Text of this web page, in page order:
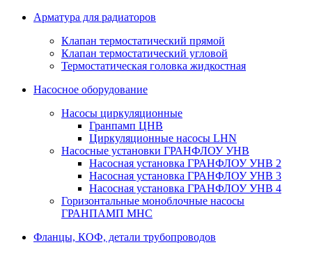
Арматура для радиаторов
Клапан термостатический прямой
Клапан термостатический угловой
Термостатическая головка жидкостная
Насосное оборудование
Насосы циркуляционные
Гранпамп ЦНВ
Циркуляционные насосы LHN
Насосные установки ГРАНФЛОУ УНВ
Насосная установка ГРАНФЛОУ УНВ 2
Насосная установка ГРАНФЛОУ УНВ 3
Насосная установка ГРАНФЛОУ УНВ 4
Горизонтальные моноблочные насосы
ГРАНПАМП МНС
Фланцы, КОФ, детали трубопроводов